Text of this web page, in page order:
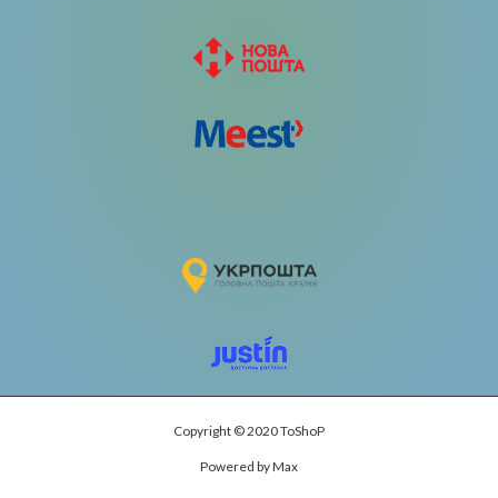
Copyright © 2020 ToShoP
Powered by Max